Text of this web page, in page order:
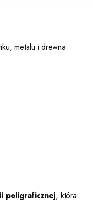
metalu i drewna
poligraficznej, która: